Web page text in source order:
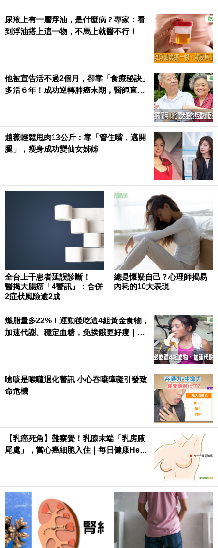
尿液上有一層浮油，是什麼病？專家：看
到浮油搭上這一物，不馬上就醫不行！
他被宣告活不過2個月，卻靠「食療秘訣」
多活６年！成功逆轉肺癌末期，醫師直
趙薇輕鬆甩肉13公斤：靠「管住嘴，邁開
腿」，瘦身成功變仙女姊姊
全台上千患者延誤診斷！
醫揭大腸癌「4警訊」：合併
2症狀風險逾2成
總是懷疑自己？心理師揭易
內耗的10大表現
燃脂量多22%！運動後吃這4組黃金食物，
加速代謝、穩定血糖，免挨餓更好瘦｜每
嗆咳是喉嚨退化警訊 小心吞嚥障礙引發致
命危機
【乳癌死角】難察覺！乳腺末端「乳房腋
尾處」，當心癌細胞入住｜每日健康Healt